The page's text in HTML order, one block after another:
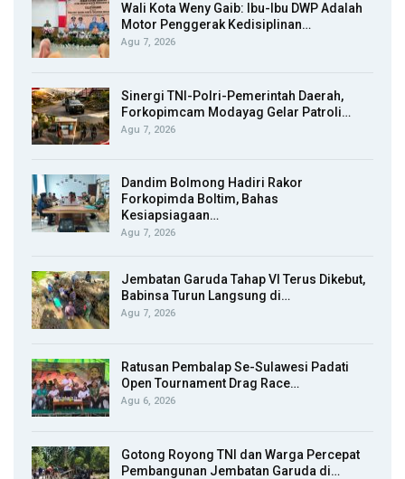
Wali Kota Weny Gaib: Ibu-Ibu DWP Adalah
Motor Penggerak Kedisiplinan…
Agu 7, 2026
Sinergi TNI-Polri-Pemerintah Daerah,
Forkopimcam Modayag Gelar Patroli…
Agu 7, 2026
Dandim Bolmong Hadiri Rakor
Forkopimda Boltim, Bahas
Kesiapsiagaan…
Agu 7, 2026
Jembatan Garuda Tahap VI Terus Dikebut,
Babinsa Turun Langsung di…
Agu 7, 2026
Ratusan Pembalap Se-Sulawesi Padati
Open Tournament Drag Race…
Agu 6, 2026
Gotong Royong TNI dan Warga Percepat
Pembangunan Jembatan Garuda di…